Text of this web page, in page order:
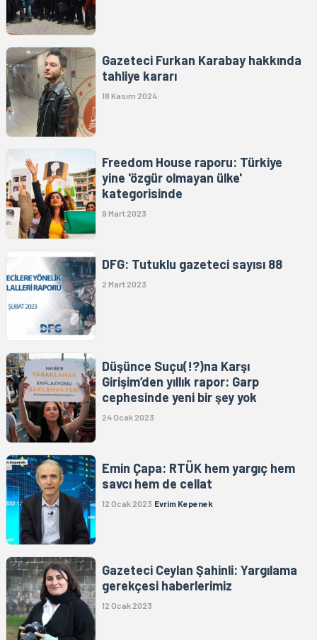
Gazeteci Furkan Karabay hakkında
tahliye kararı
18 Kasım 2024
Freedom House raporu: Türkiye
yine 'özgür olmayan ülke'
kategorisinde
9 Mart 2023
DFG: Tutuklu gazeteci sayısı 88
2 Mart 2023
Düşünce Suçu(!?)na Karşı
Girişim’den yıllık rapor: Garp
cephesinde yeni bir şey yok
24 Ocak 2023
Emin Çapa: RTÜK hem yargıç hem
savcı hem de cellat
12 Ocak 2023 Evrim Kepenek
Gazeteci Ceylan Şahinli: Yargılama
gerekçesi haberlerimiz
12 Ocak 2023